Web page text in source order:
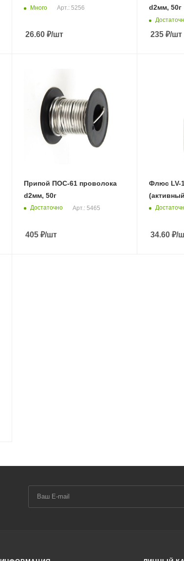
Много Арт.: 5256
26.60 ₽/шт
d2мм, 50г
235₽/шт
Припой ПОС-61 проволока
d2мм, 50г
Достаточно Арт.: 5465
405 ₽/шт
Флюс LV-
34.60₽/